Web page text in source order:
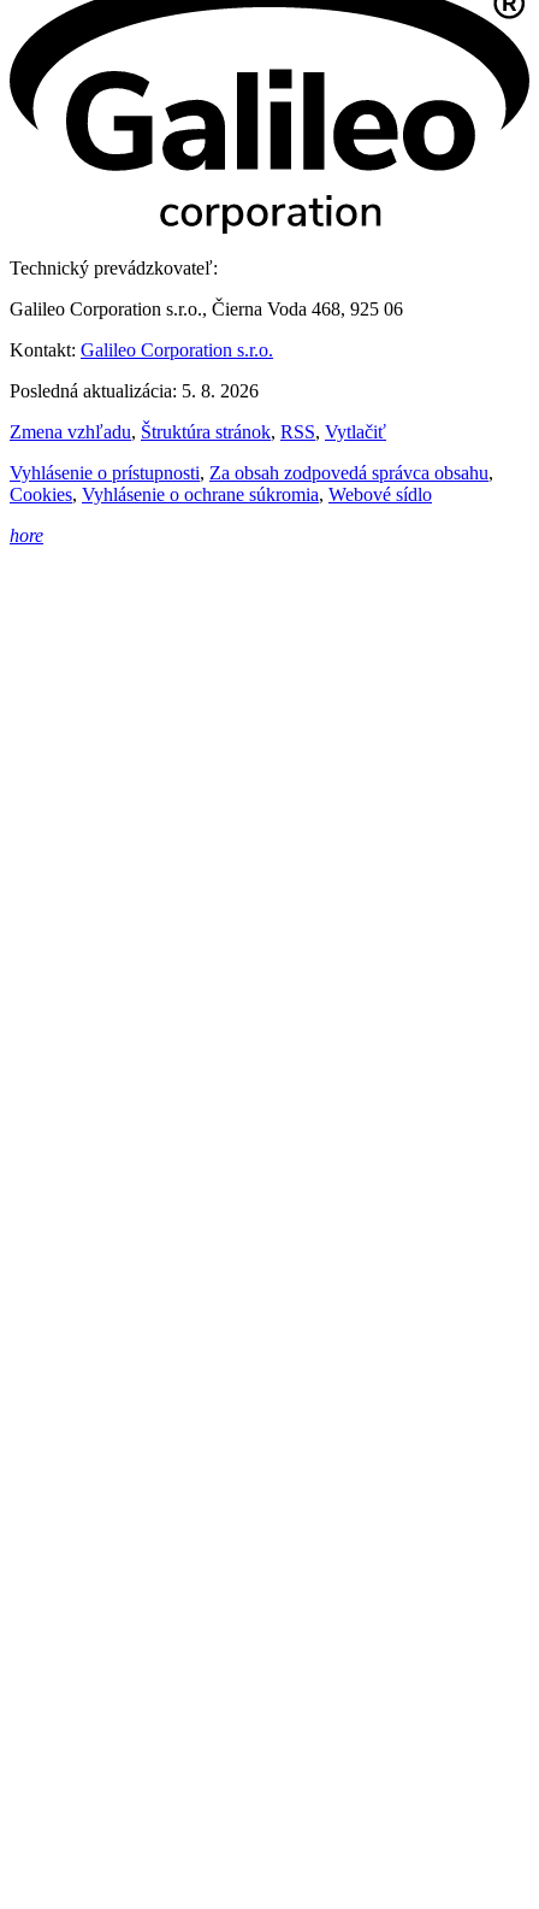
Technický prevádzkovateľ:
Galileo Corporation s.r.o., Čierna Voda 468, 925 06
Kontakt: Galileo Corporation s.r.o.
Posledná aktualizácia: 5. 8. 2026
Zmena vzhľadu, Štruktúra stránok, RSS, Vytlačiť
Vyhlásenie o prístupnosti, Za obsah zodpovedá správca obsahu,
Cookies, Vyhlásenie o ochrane súkromia, Webové sídlo
hore